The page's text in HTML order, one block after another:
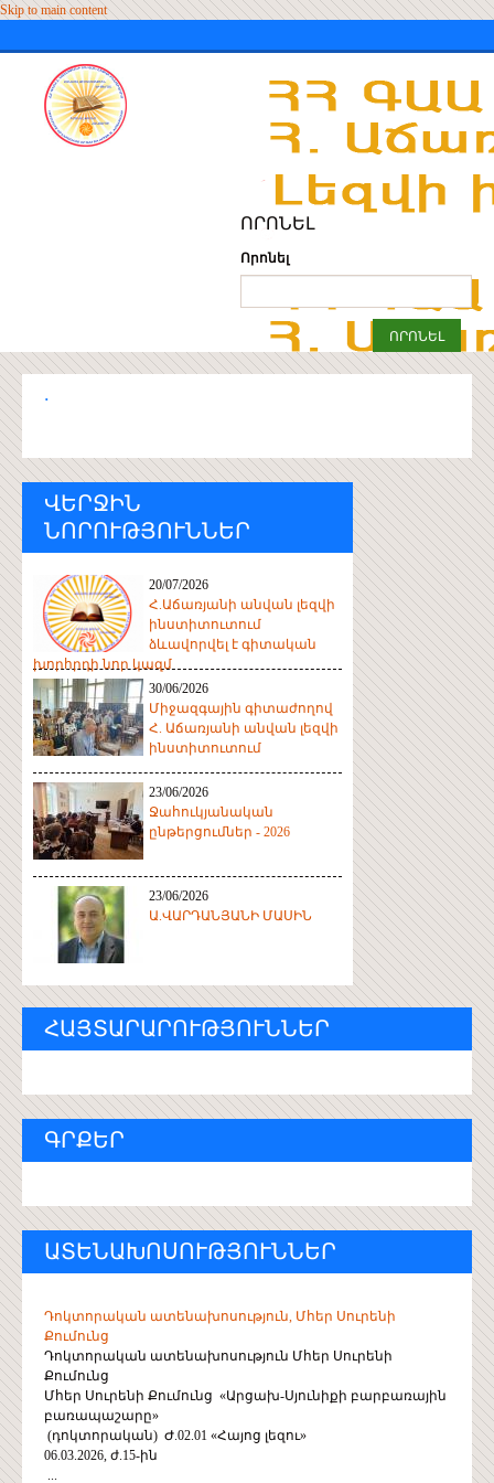
Skip to main content
ՈՐՈՆԵԼ
Որոնել
.
ՎԵՐՋԻՆ
ՆՈՐՈՒԹՅՈՒՆՆԵՐ
20/07/2026
Հ.Աճառյանի անվան լեզվի
ինստիտուտում
ձևավորվել է գիտական
խորհրդի նոր կազմ
30/06/2026
Միջազգային գիտաժողով
Հ. Աճառյանի անվան լեզվի
ինստիտուտում
23/06/2026
Ջահուկյանական
ընթերցումներ - 2026
23/06/2026
Ա.ՎԱՐԴԱՆՅԱՆԻ ՄԱՍԻՆ
ՀԱՅՏԱՐԱՐՈՒԹՅՈՒՆՆԵՐ
ԳՐՔԵՐ
ԱՏԵՆԱԽՈՍՈՒԹՅՈՒՆՆԵՐ
Դոկտորական ատենախոսություն, Մհեր Սուրենի
Քումունց
Դոկտորական ատենախոսություն Մհեր Սուրենի
Քումունց
Մհեր Սուրենի Քումունց «Արցախ-Սյունիքի բարբառային
բառապաշարը»
(դոկտորական) Ժ.02.01 «Հայոց լեզու»
06.03.2026, ժ.15-ին
...